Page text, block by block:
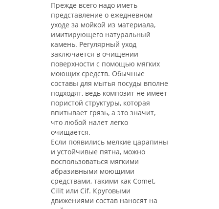
Прежде всего надо иметь
представление о ежедневном
уходе за мойкой из материала,
имитирующего натуральный
камень. Регулярный уход
заключается в очищении
поверхности с помощью мягких
моющих средств. Обычные
составы для мытья посуды вполне
подходят, ведь композит не имеет
пористой структуры, которая
впитывает грязь, а это значит,
что любой налет легко
очищается.
Если появились мелкие царапины
и устойчивые пятна, можно
воспользоваться мягкими
абразивными моющими
средствами, такими как Comet,
Cilit или Cif. Круговыми
движениями состав наносят на